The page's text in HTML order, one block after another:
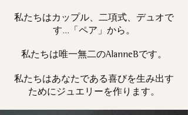
私たちはカップル、二項式、デュオで
す...「ペア」から。
私たちは唯一無二のAlanneBです。
私たちはあなたである喜びを生み出す
ためにジュエリーを作ります。